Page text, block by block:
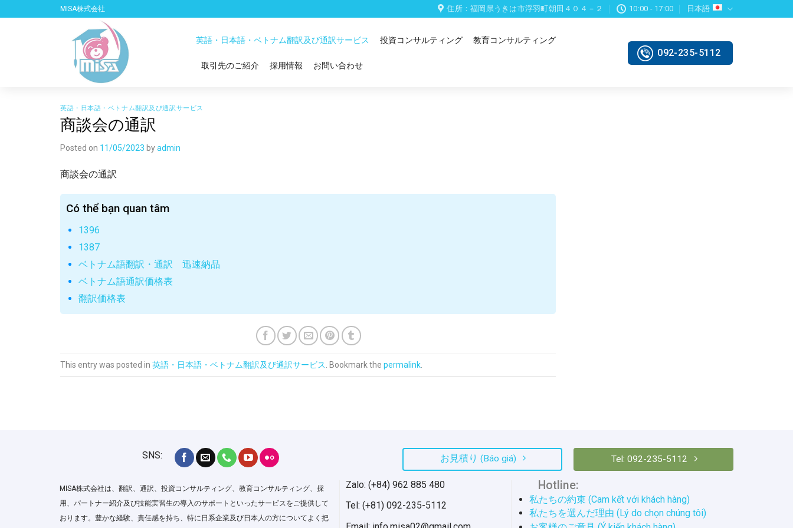
to
MISA株式会社 住所：福岡県うきは市浮羽町朝田４０４－２ 10:00 - 17:00 日本語
英語・日本語・ベトナム翻訳及び通訳サービス 投資コンサルティング 教育コンサルティング
取引先のご紹介 採用情報 お問い合わせ
092-235-5112
英語・日本語・ベトナム翻訳及び通訳サービス
商談会の通訳
Posted on 11/05/2023 byadmin
商談会の通訳
Có thể bạn quan tâm
1396
1387
ベトナム語翻訳・通訳 迅速納品
ベトナム語通訳価格表
翻訳価格表
This entry was posted in 英語・日本語・ベトナム翻訳及び通訳サービス . Bookmark the permalink
SNS: お見積り (Báo giá) Tel: 092-235-5112
MISA株式会社は、翻訳、通訳、投資コンサルティング、教育コンサルティング、採
用、パートナー紹介及び技能実習生の導入のサポートといったサービスをご提供して
おります。豊かな経験、責任感を持ち、特に日系企業及び日本人の方についてよく把
Zalo: (+84) 962 885 480
Tel: (+81) 092-235-5112
Hotline:
私たちの約束 (Cam kết với khách hàng)
私たちを選んだ理由 (Lý do chọn chúng tôi)